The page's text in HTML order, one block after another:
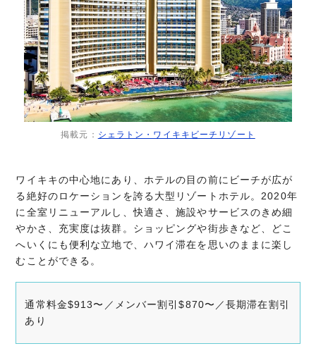
掲載元： シェラトン・ワイキキビーチリゾート
ワイキキの中心地にあり、ホテルの目の前にビーチが広が
る絶好のロケーションを誇る大型リゾートホテル。2020年
に全室リニューアルし、快適さ、施設やサービスのきめ細
やかさ、充実度は抜群。ショッピングや街歩きなど、どこ
へいくにも便利な立地で、ハワイ滞在を思いのままに楽し
むことができる。
通常料金$913〜／メンバー割引$870〜／長期滞在割引
あり